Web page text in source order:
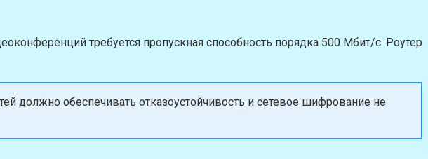
требуется пропускная способность порядка 500 Мбит/с. Роутер
должно обеспечивать отказоустойчивость и сетевое шифрование не